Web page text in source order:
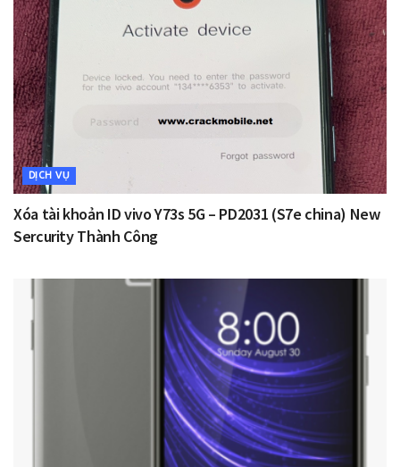
DỊCH VỤ
Xóa tài khoản ID vivo Y73s 5G – PD2031 (S7e china) New
Sercurity Thành Công